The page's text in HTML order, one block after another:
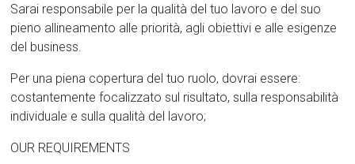
Sarai responsabile per la qualità del tuo lavoro e del suo
pieno allineamento alle priorità, agli obiettivi e alle esigenze
del business.
Per una piena copertura del tuo ruolo, dovrai essere:
costantemente focalizzato sul risultato, sulla responsabilità
individuale e sulla qualità del lavoro;
OUR REQUIREMENTS